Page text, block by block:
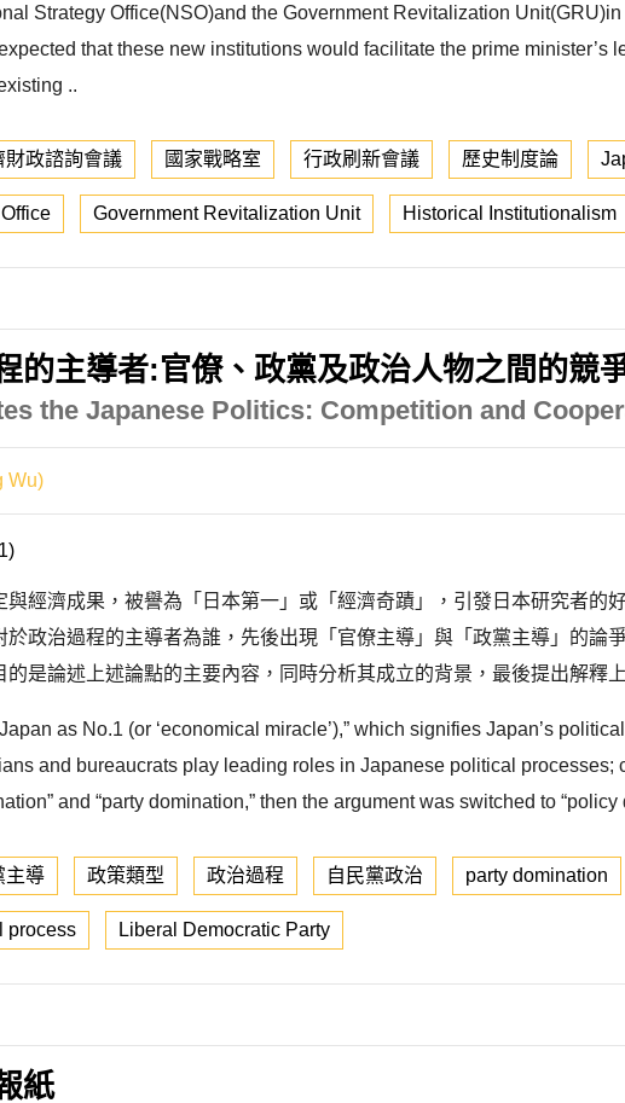
Strategy Office(NSO)and the Government Revitalization
that these new institutions would facilitate the prime
..
財政諮詢會議 國家戰略室 行政刷新會議 歷史制度論
Government Revitalization Unit Historical Institutionalism
的主導者:官僚、政黨及政治人物之間的競
the Japanese Politics: Competition and
Wu)
與經濟成果，被譽為「日本第一」或「經濟奇蹟」，引發日本研究者
於政治過程的主導者為誰，先後出現「官僚主導」與「政黨主導」的
的是論述上述論點的主要內容，同時分析其成立的背景，最後提出解釋
as No.1 (or ‘economical miracle’),” which signifies Japan’s
and bureaucrats play leading roles in Japanese political
and “party domination,” then the argument was switched to
主導 政策類型 政治過程 自民黨政治 party domination
process Liberal Democratic Party
紙